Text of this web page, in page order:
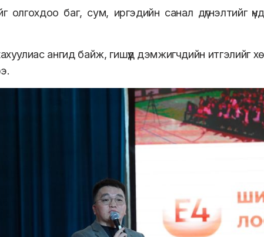
олгохдоо баг, сум, иргэдийн санал дүгнэлтийг
ангид байж, гишүүд дэмжигчдийн итгэлийг